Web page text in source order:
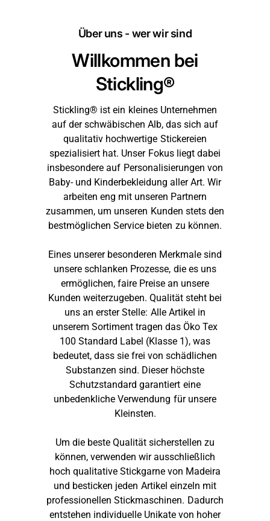
Über uns - wer wir sind
Willkommen bei
Stickling®
Stickling® ist ein kleines Unternehmen
auf der schwäbischen Alb, das sich auf
qualitativ hochwertige Stickereien
spezialisiert hat. Unser Fokus liegt dabei
insbesondere auf Personalisierungen von
Baby- und Kinderbekleidung aller Art. Wir
arbeiten eng mit unseren Partnern
zusammen, um unseren Kunden stets den
bestmöglichen Service bieten zu können.
Eines unserer besonderen Merkmale sind
unsere schlanken Prozesse, die es uns
ermöglichen, faire Preise an unsere
Kunden weiterzugeben. Qualität steht bei
uns an erster Stelle: Alle Artikel in
unserem Sortiment tragen das Öko Tex
100 Standard Label (Klasse 1), was
bedeutet, dass sie frei von schädlichen
Substanzen sind. Dieser höchste
Schutzstandard garantiert eine
unbedenkliche Verwendung für unsere
Kleinsten.
Um die beste Qualität sicherstellen zu
können, verwenden wir ausschließlich
hoch qualitative Stickgarne von Madeira
und besticken jeden Artikel einzeln mit
professionellen Stickmaschinen. Dadurch
entstehen individuelle Unikate von hoher